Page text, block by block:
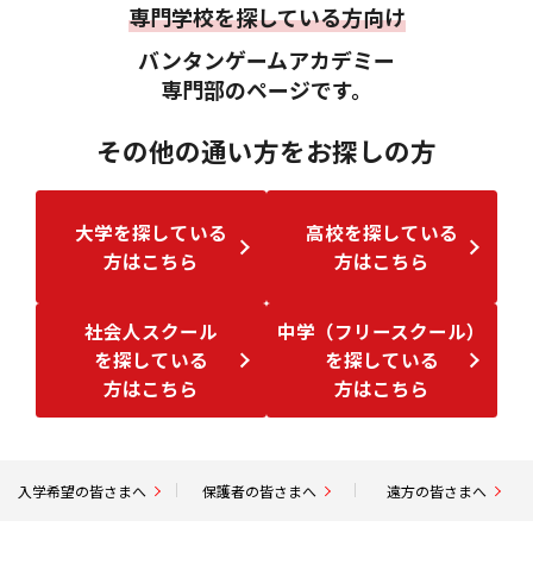
専門学校を探している方向け
バンタンゲームアカデミー
専門部のページです。
その他の通い方をお探しの方
大学を探している
方はこちら
高校を探している
方はこちら
社会人スクール
を探している
方はこちら
中学（フリースクール）
を探している
方はこちら
入学希望の皆さまへ 保護者の皆さまへ 遠方の皆さまへ